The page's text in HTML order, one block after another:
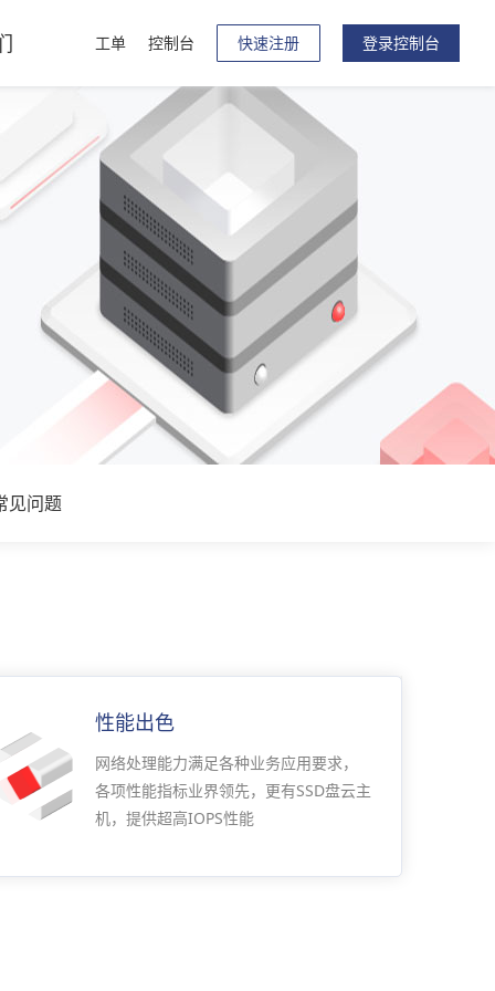
工单 控制台 快速注册 登录控制台
见问题
性能出色
网络处理能力满足各种业务应用要求，
各项性能指标业界领先，更有SSD盘云主
机，提供超高IOPS性能